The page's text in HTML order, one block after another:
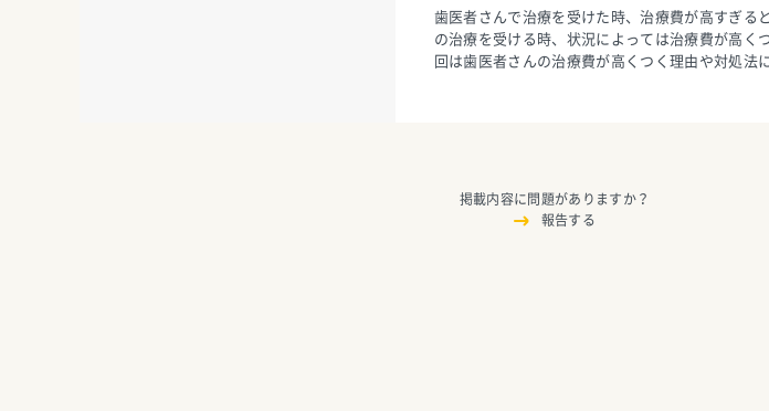
歯医者さんで治療を受けた時、治療費が高すぎる
の治療を受ける時、状況によっては治療費が高く
回は歯医者さんの治療費が高くつく理由や対処法
掲載内容に問題がありますか？
報告する